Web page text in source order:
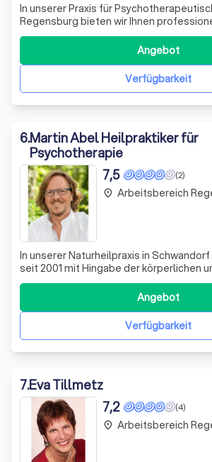
In unserer Praxis für
Regensburg bieten wir Ihnen
Unterstützung, um die
besser bewältigen zu können. Unter der
Hecht, M.A., vereinen wir fundiertes
langjähriger Erfahrung in verschiedenen
Verfügbarkeit
Angebot
6.Martin Abel Heilpraktiker für
Psychotherapie
(2)
7,5
In unserer Naturheilpraxis in
seit 2001 mit Hingabe der körperlichen
Gesundheit unserer Klienten. Martin
Psychotherapie, und Marion Abel,
durch eine Vielzahl von Therapiewegen,
Verfügbarkeit
Angebot
place Arbeitsbereich
7.Eva Tillmetz
(4)
7,2
place Arbeitsbereich